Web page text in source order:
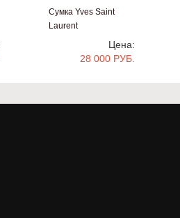
Сумка Yves Saint
Laurent
Цена:
28 000 РУБ.